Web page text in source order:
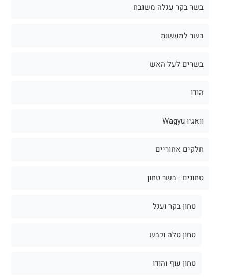
בשר בקר עגלה משובח
בשר למעשנת
בשרים לעל האש
הודו
וואגיו Wagyu
חלקים אחוריים
טחונים - בשר טחון
טחון בקר ועגל
טחון טלה וכבש
טחון עוף והודו